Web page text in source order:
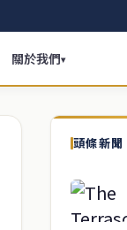
關於我們▾
頭條新聞